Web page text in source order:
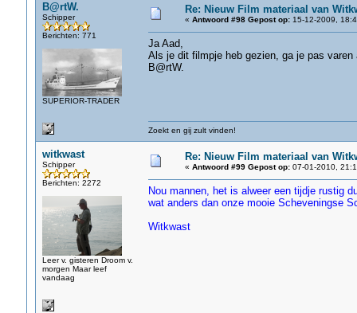
B@rtW.
Schipper
Berichten: 771
SUPERIOR-TRADER
Re: Nieuw Film materiaal van
« Antwoord #98 Gepost op:15-12-2009,
Ja Aad,
Als je dit filmpje heb gezien, ga je pas
B@rtW.
Zoekt en gij zult vinden!
witkwast
Schipper
Berichten: 2272
Leer v. gisteren Droom v.
morgen Maar leef
vandaag
Re: Nieuw Film materiaal van
« Antwoord #99 Gepost op:07-01-2010,
Nou mannen, het is alweer een tijdje rustig
wat anders dan onze mooie Scheveningse
Witkwast